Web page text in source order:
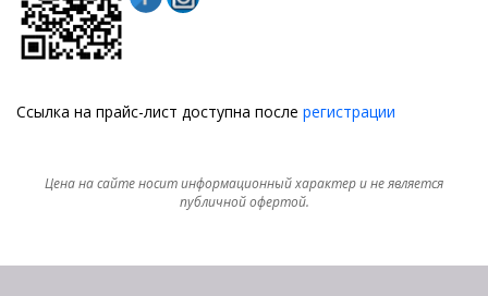
Ссылка на прайс-лист доступна после регистрации
Цена на сайте носит информационный характер и не является
публичной офертой.